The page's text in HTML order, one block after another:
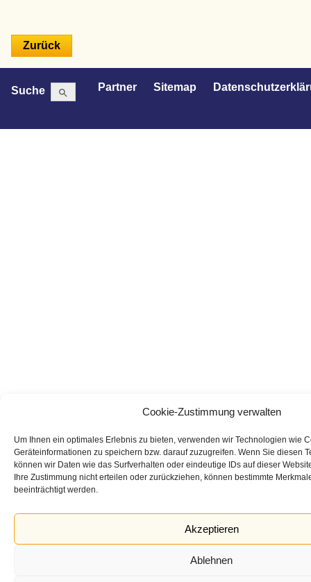
Cookie-Zustimmung verwalten
Um Ihnen ein optimales Erlebnis zu bieten, verwenden wir Technologien wie
Geräteinformationen zu speichern bzw. darauf zuzugreifen. Wenn Sie diesen
können wir Daten wie das Surfverhalten oder eindeutige IDs auf dieser
Ihre Zustimmung nicht erteilen oder zurückziehen, können bestimmte
beeinträchtigt werden.
Akzeptieren
Ablehnen
Suche Search
for:
Search Button Partner Sitemap